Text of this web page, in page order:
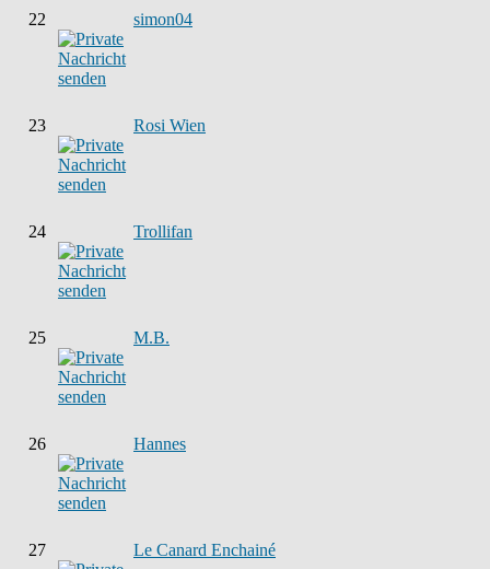
22 simon04
23 Rosi Wien
24 Trollifan
25 M.B.
26 Hannes
27 Le Canard Enchainé